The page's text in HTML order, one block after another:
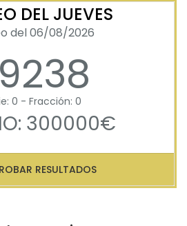
DEL JUEVES
del 06/08/2026
0 - Fracción: 0
300000€
RESULTADOS